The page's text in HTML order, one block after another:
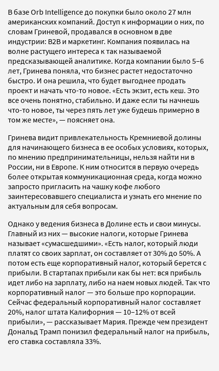
В базе Orb Intelligence до покупки было около 27 млн
американских компаний. Доступ к информации о них, по
словам Гриневой, продавался в основном в две
индустрии: B2B и маркетинг. Компания появилась на
волне растущего интереса к так называемой
предсказывающей аналитике. Когда компании было 5–6
лет, Гринева поняла, что бизнес растет недостаточно
быстро. И она решила, что будет выгоднее продать
проект и начать что-то новое. «Есть экзит, есть кеш. Это
все очень понятно, стабильно. И даже если ты начнешь
что-то новое, ты через пять лет уже будешь примерно в
том же месте», — поясняет она.
Гринева видит привлекательность Кремниевой долины
для начинающего бизнеса в ее особых условиях, которых,
по мнению предпринимательницы, нельзя найти ни в
России, ни в Европе. К ним относится в первую очередь
более открытая коммуникационная среда, когда можно
запросто пригласить на чашку кофе любого
заинтересовавшего специалиста и узнать его мнение по
актуальным для себя вопросам.
Однако у ведения бизнеса в Долине есть и свои минусы.
Главный из них — высокие налоги, которые Гринева
называет «сумасшедшими». «Есть налог, который люди
платят со своих зарплат, он составляет от 30% до 50%. А
потом есть еще корпоративный налог, который берется с
прибыли. В стартапах прибыли как бы нет: вся прибыль
идет либо на зарплату, либо на наем новых людей. Так что
корпоративный налог — это больше про корпорации.
Сейчас федеральный корпоративный налог составляет
20%, налог штата Калифорния — 10–12% от всей
прибыли», — рассказывает Мария. Прежде чем президент
Дональд Трамп понизил федеральный налог на прибыль,
его ставка составляла 33%.